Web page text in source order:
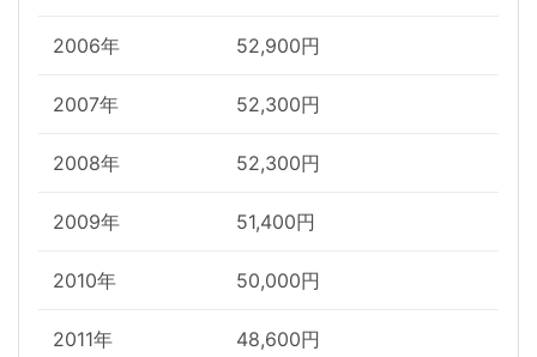
2006年 52,900円
2007年 52,300円
2008年 52,300円
2009年 51,400円
2010年 50,000円
2011年 48,600円